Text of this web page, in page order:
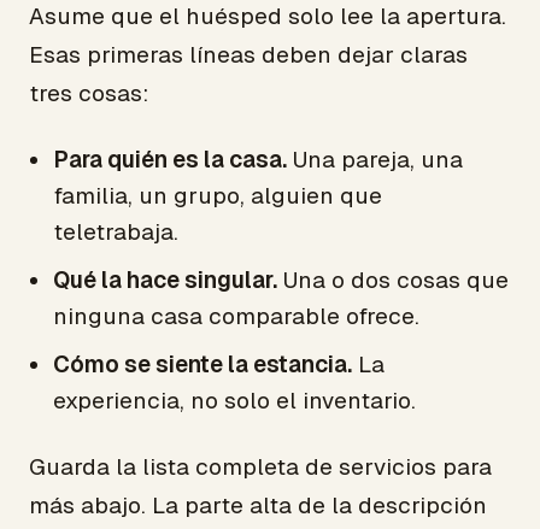
Asume que el huésped solo lee la apertura.
Esas primeras líneas deben dejar claras
tres cosas:
Para quién es la casa. Una pareja, una
familia, un grupo, alguien que
teletrabaja.
Qué la hace singular. Una o dos cosas que
ninguna casa comparable ofrece.
Cómo se siente la estancia. La
experiencia, no solo el inventario.
Guarda la lista completa de servicios para
más abajo. La parte alta de la descripción